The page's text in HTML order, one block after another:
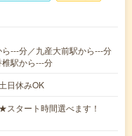
---分／九産大前駅から---分
駅から---分
日休みOK
タート時間選べます！